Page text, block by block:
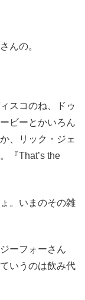
んの。
スコのね、ドゥ
ビーとかいろん
、リック・ジェ
『That’s the
。いまのその雑
ーフォーさん
いうのは飲み代